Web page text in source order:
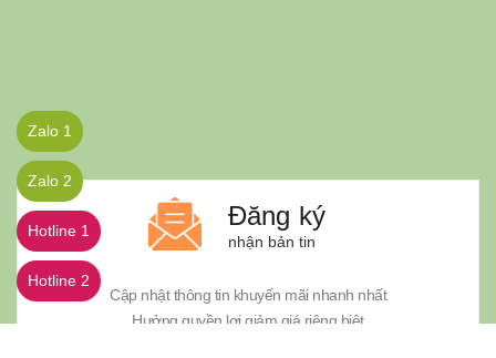
Đăng ký
nhận bản tin
Cập nhật thông tin khuyến mãi nhanh nhất
Hưởng quyền lợi giảm giá riêng biệt
Hotline 1
Hotline 2
Zalo 1
Zalo 2